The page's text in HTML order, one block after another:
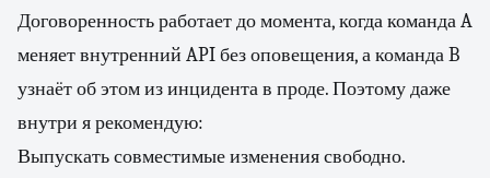
Договоренность работает до момента, когда команда A
меняет внутренний API без оповещения, а команда B
узнаёт об этом из инцидента в проде. Поэтому даже
внутри я рекомендую:
Выпускать совместимые изменения свободно.